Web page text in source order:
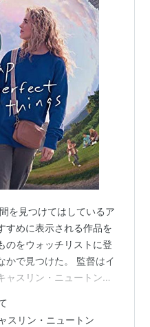
を見つけてはしているア
すめに表示される作品を
のをウォッチリストに登
かで見つけた。 監督はイ
ャスリン・ニュートン、
すじ。（参照
スリン・ニュートン